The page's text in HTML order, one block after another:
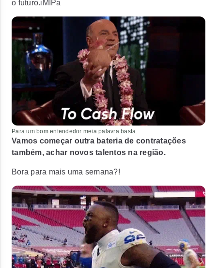
o futuro.iMIPa
Para um bom entendedor meia palavra basta.
Vamos começar outra bateria de contratações
também, achar novos talentos na região.
Bora para mais uma semana?!